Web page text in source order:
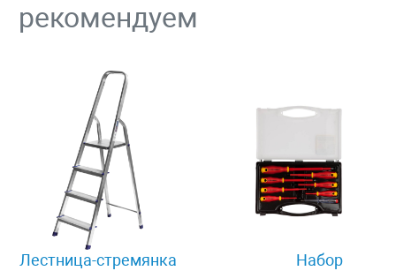
рекомендуем
Лестница-стремянка
Набор